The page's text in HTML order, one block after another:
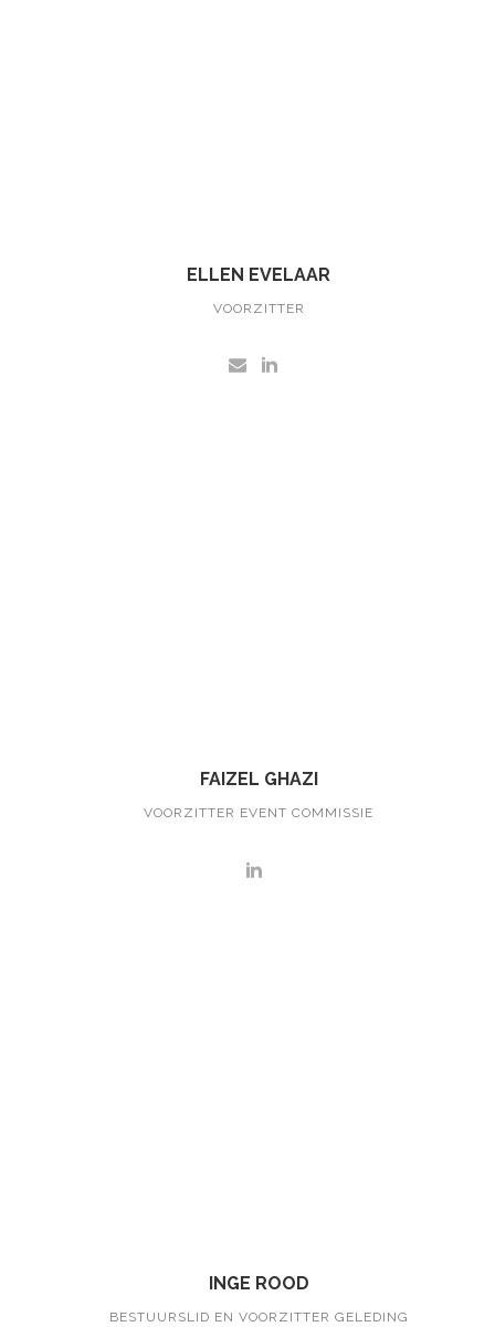
ELLEN EVELAAR
VOORZITTER
FAIZEL GHAZI
VOORZITTER EVENT COMMISSIE
INGE ROOD
BESTUURSLID EN VOORZITTER GELEDING